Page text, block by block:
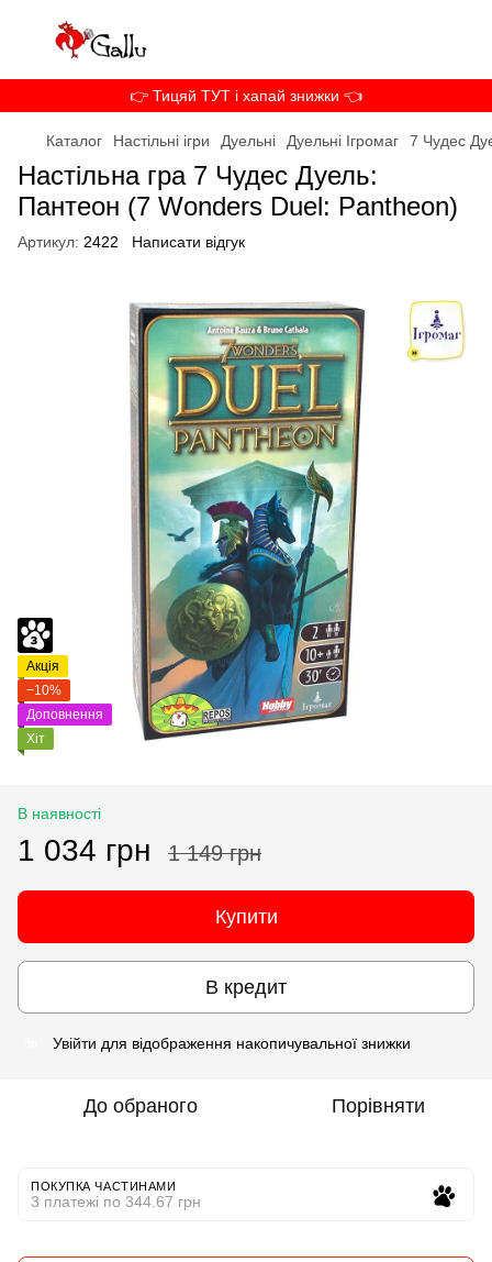
👉 Тицяй ТУТ і хапай знижки 👈
Каталог Настільні ігри Дуельні Дуельні Ігромаг 7 Чудес
Настільна гра 7 Чудес Дуель:
Пантеон (7 Wonders Duel: Pantheon)
Артикул: 2422 Написати відгук
Акція
−10%
Доповнення
Хіт
В наявності
1 034 грн 1 149 грн
Купити
В кредит
Увійти для відображення накопичувальної знижки
До обраного Порівняти
ПОКУПКА ЧАСТИНАМИ
3 платежі по 344.67 грн